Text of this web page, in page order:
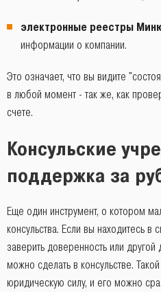
электронные реестры
информации о компании.
Это означает, что вы видите
в любой момент - так же, как
счете.
Консульские
поддержка за
Еще один инструмент, о котором
консульства. Если вы находитесь в
заверить доверенность или другой
можно сделать в консульстве.
юридическую силу, и его можно